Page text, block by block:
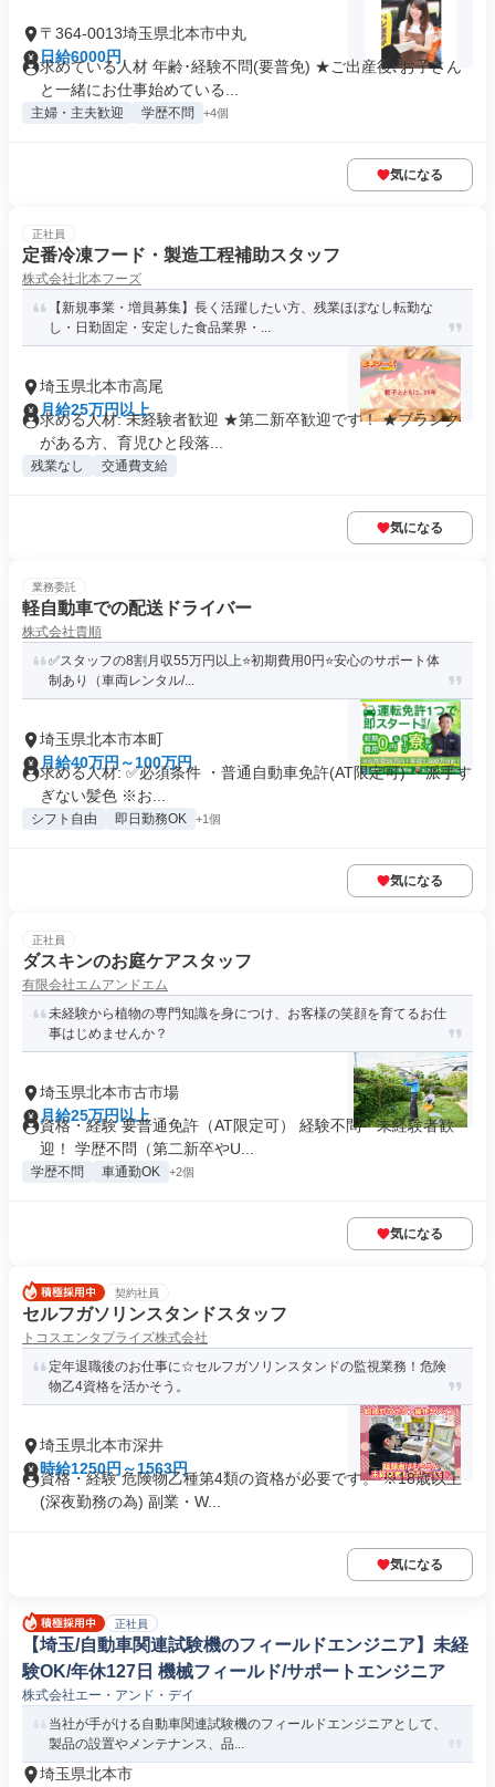
〒364-0013埼玉県北本市中丸
日給6000円
求めている人材 年齢･経験不問(要普免) ★ご出産後､お子さん
と一緒にお仕事始めている...
主婦・主夫歓迎 学歴不問 +4個
気になる
正社員
定番冷凍フード・製造工程補助スタッフ
株式会社北本フーズ
【新規事業・増員募集】長く活躍したい方、残業ほぼなし転勤な
し・日勤固定・安定した食品業界・...
埼玉県北本市高尾
月給25万円以上
求める人材: 未経験者歓迎 ★第二新卒歓迎です！ ★ブランク
がある方、育児ひと段落...
残業なし 交通費支給
気になる
業務委託
軽自動車での配送ドライバー
株式会社貴順
✅スタッフの8割月収55万円以上⭐️初期費用0円⭐️安心のサポート体
制あり（車両レンタル/...
埼玉県北本市本町
月給40万円～100万円
求める人材: ✅️必須条件 ・普通自動車免許(AT限定可) ・派手す
ぎない髪色 ※お...
シフト自由 即日勤務OK +1個
気になる
正社員
ダスキンのお庭ケアスタッフ
有限会社エムアンドエム
未経験から植物の専門知識を身につけ、お客様の笑顔を育てるお仕
事はじめませんか？
埼玉県北本市古市場
月給25万円以上
資格・経験 要普通免許（AT限定可） 経験不問・未経験者歓
迎！ 学歴不問（第二新卒やU...
学歴不問 車通勤OK +2個
気になる
契約社員
セルフガソリンスタンドスタッフ
トコスエンタプライズ株式会社
定年退職後のお仕事に☆セルフガソリンスタンドの監視業務！危険
物乙4資格を活かそう。
埼玉県北本市深井
時給1250円～1563円
資格・経験 危険物乙種第4類の資格が必要です。 ※18歳以上
(深夜勤務の為) 副業・W...
気になる
正社員
【埼玉/自動車関連試験機のフィールドエンジニア】未経
験OK/年休127日 機械フィールド/サポートエンジニア
株式会社エー・アンド・デイ
当社が手がける自動車関連試験機のフィールドエンジニアとして、
製品の設置やメンテナンス、品...
埼玉県北本市